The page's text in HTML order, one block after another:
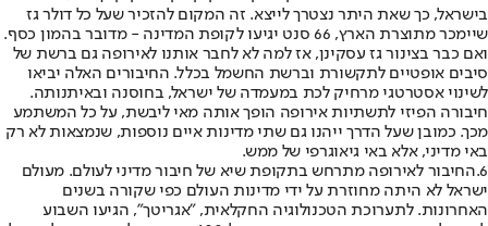
בישראל, כך שאת היתר נצטרך לייצא. זה המקום להזכיר שעל כל דולר גז
שיימכר מתוצרת הארץ, 66 סנט יגיעו לקופת המדינה - מדובר בהמון כסף.
ואם כבר בצינור גז עסקינן, אז למה לא לחבר אותנו לאירופה גם ברשת של
סיבים אופטיים לתקשורת וברשת החשמל בכלל. החיבורים האלה יביאו
לשינוי אסטרטגי מרחיק לכת במעמדה של ישראל, בחוסנה ובאיתנותה.
חיבורה הפיזי לתשתיות אירופה הופך אותה מאי ליבשת, על כל המשתמע
מכך. כמובן שעל הדרך ייהנו גם שתי מדינות איים נוספות, שנמצאות לא רק
באי מדיני, אלא באי גיאוגרפי של ממש.
6. החיבור לאירופה מתרחש בתקופת שיא של חיבור מדיני לעולם. מעולם
ישראל לא היתה מחוזרת על ידי מדינות העולם כפי שקורה בשנים
האחרונות. לתערוכת הטכנולוגיה החקלאית, "אגריטך", הגיעו השבוע